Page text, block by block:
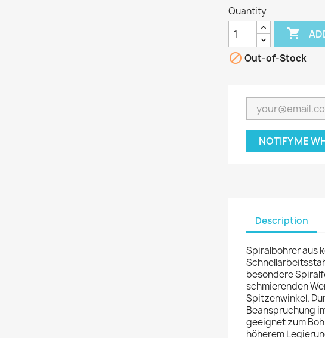
Quantity

 Out-of-Stock
NOTIFY ME
Description
Spiralbohrer aus
besondere
schmierenden
Spitzenwinkel.
Beanspruchung
geeignet zum
höherem